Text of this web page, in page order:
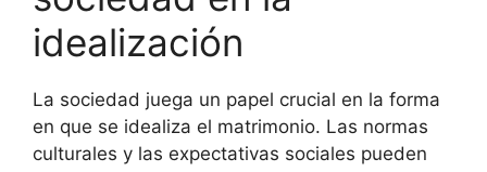
idealización
La sociedad juega un papel crucial en la forma
en que se idealiza el matrimonio. Las normas
culturales y las expectativas sociales pueden